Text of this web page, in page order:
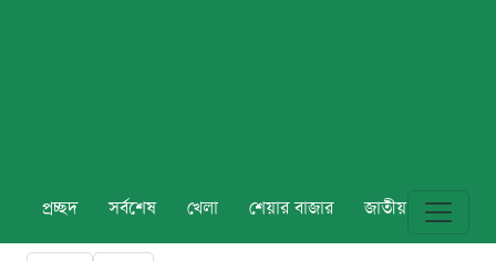
প্রচ্ছদ সর্বশেষ খেলা শেয়ার বাজার জাতীয় বিশ্ব